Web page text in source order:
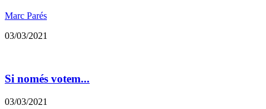
Marc Parés
03/03/2021
Si només votem...
03/03/2021